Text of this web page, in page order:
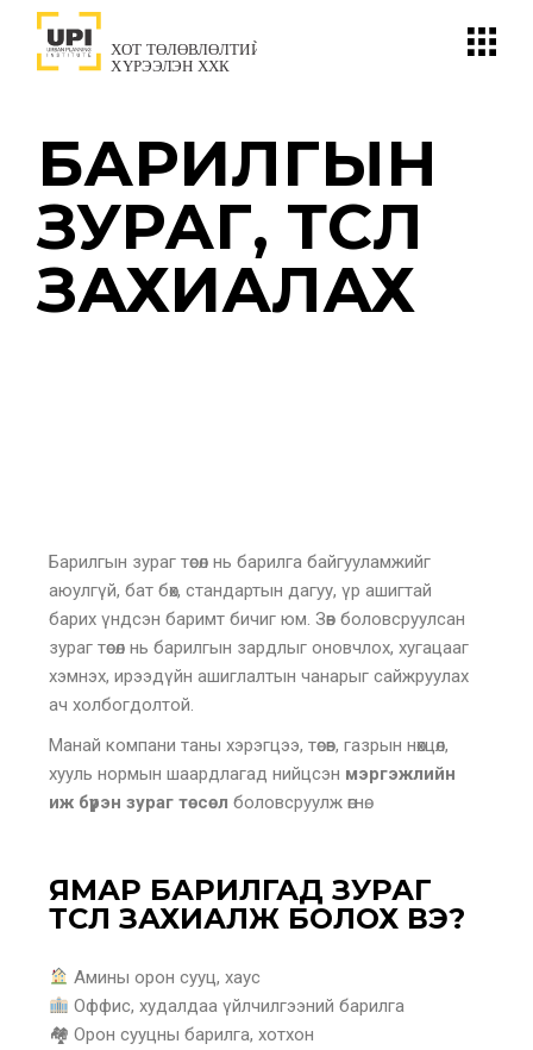
БАРИЛГЫН
ЗУРАГ, ТӨСӨЛ
ЗАХИАЛАХ
Барилгын зураг төсөл нь барилга байгууламжийг
аюулгүй, бат бөх, стандартын дагуу, үр ашигтай
барих үндсэн баримт бичиг юм. Зөв боловсруулсан
зураг төсөл нь барилгын зардлыг оновчлох, хугацааг
хэмнэх, ирээдүйн ашиглалтын чанарыг сайжруулах
ач холбогдолтой.
Манай компани таны хэрэгцээ, төсөв, газрын нөхцөл,
хууль нормын шаардлагад нийцсэн мэргэжлийн
иж бүрэн зураг төсөл боловсруулж өгнө.
ЯМАР БАРИЛГАД ЗУРАГ
ТӨСӨЛ ЗАХИАЛЖ БОЛОХ ВЭ?
Амины орон сууц, хаус
Оффис, худалдаа үйлчилгээний барилга
🏘 Орон сууцны барилга, хотхон